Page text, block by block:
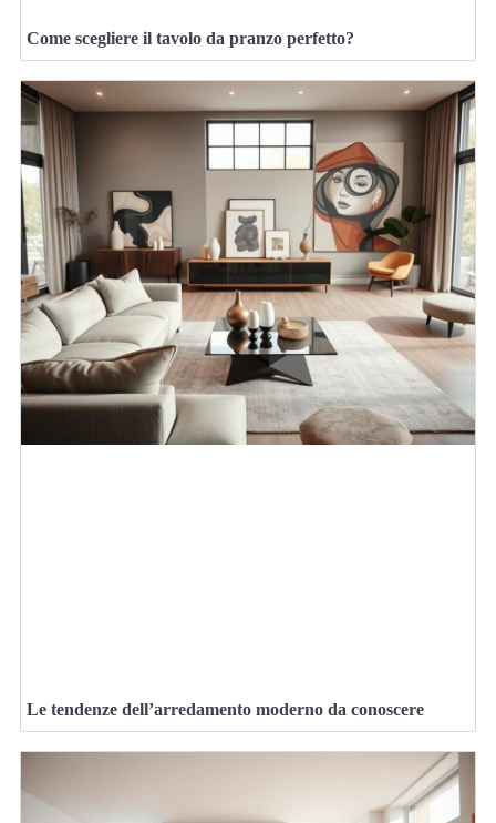
Come scegliere il tavolo da pranzo perfetto?
Le tendenze dell’arredamento moderno da conoscere